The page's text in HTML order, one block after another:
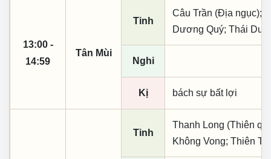
13:00 -
14:59
Tân Mùi
Tinh
Câu Trần (Địa ngục);
Dương Quý; Thái
Nghi
Kị bách sự bất lợi
Tinh
Thanh Long (Thiên
Không Vong; Thiên